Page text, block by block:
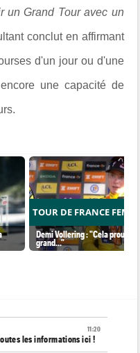
un Grand Tour avec un
conclut en affirmant
d'un jour ou d'une
une capacité de
TOUR DE FRANCE
Demi Vollering : "Cela prouve
grand..."
11:20
les informations ici !